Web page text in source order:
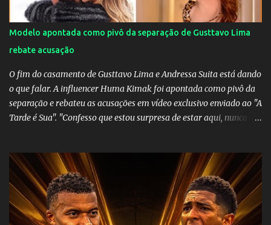
Modelo apontada como pivô da separação de Gusttavo Lima
rebate acusação
O fim do casamento de Gusttavo Lima e Andressa Suita está dando
o que falar. A influencer Huma Kimak foi apontada como pivô da
separação e rebateu as acusações em vídeo exclusivo enviado ao "A
Tarde é Sua". "Confesso que estou surpresa de estar aqui, nunca
nenhum tipo de contato, nem de fã porque sou fã dele", disse
Huma Kimak. A influencer também contou que recebe diversos
ataques na internet desde a época em que foi contratada para
fazer a divulgação de uma live do Gusttavo Lima em Manaus,
capital do Amazonas. "Fui até o local onde seria o show, divulguei